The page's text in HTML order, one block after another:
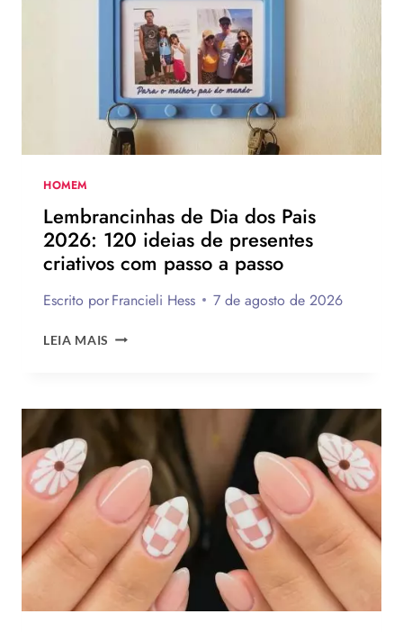
IDEIAS
INSPIRAR
A
MONTAR
PRESENTEAR
OU
HOMEM
Lembrancinhas de Dia dos Pais
2026: 120 ideias de presentes
criativos com passo a passo
Escrito porFrancieli Hess 7 de agosto de 2026
LEIA MAIS LEMBRANCINHAS
PAIS
2026:
IDEIAS
DE
PRESENTES
CRIATIVOS
COM
PASSO
A